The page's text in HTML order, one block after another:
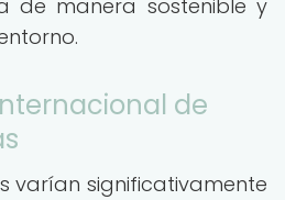
de manera sostenible y
de
varían significativamente